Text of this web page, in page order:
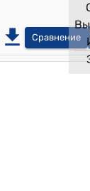
Сравнение